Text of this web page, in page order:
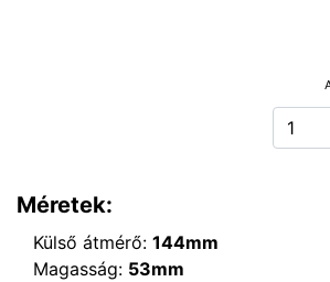
Méretek:
Külső átmérő: 144mm
Magasság: 53mm